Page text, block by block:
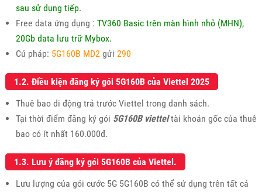
sau sử dụng tiếp.
Free data ứng dụng : TV360 Basic trên màn hình nhỏ (MHN),
20Gb data lưu trữ Mybox.
Cú pháp: 5G160B MD2 gửi 290
1.2. Điều kiện đăng ký gói 5G160B của Viettel 2025
Thuê bao di động trả trước Viettel trong danh sách.
Tại thời điểm đăng ký gói 5G160B vietteltài khoản gốc của thuê
bao có ít nhất 160.000đ.
1.3. Lưu ý đăng ký gói 5G160B của Viettel.
Lưu lượng của gói cước 5G 5G160B có thể sử dụng trên tất cả